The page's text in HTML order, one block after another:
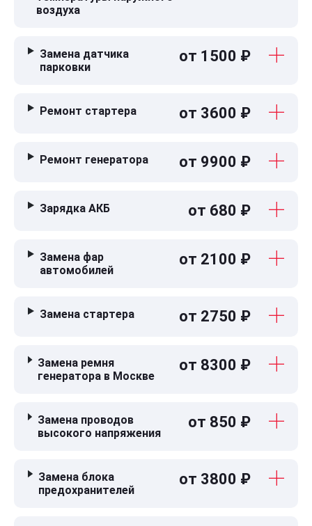
воздуха
Замена датчика
парковки
от 1500 ₽
Ремонт стартера от 3600 ₽
Ремонт генератора от 9900 ₽
Зарядка АКБ от 680 ₽
Замена фар
автомобилей
от 2100 ₽
Замена стартера от 2750 ₽
Замена ремня
генератора в Москве
от 8300 ₽
Замена проводов
высокого напряжения
от 850 ₽
Замена блока
предохранителей
от 3800 ₽